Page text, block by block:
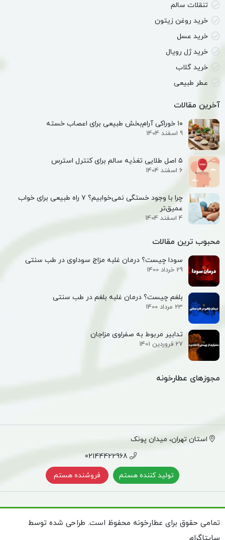
تنقلات سالم
خرید روغن زیتون
خرید عسل
خرید ژل رویال
خرید گلاب
عطر طبیعی
آخرین مقالات
۱۰ خوراکی آرام‌بخش طبیعی برای اعصاب خسته
9 اسفند 1404
۵ اصل طلایی تغذیه سالم برای کنترل استرس
6 اسفند 1404
چرا با وجود خستگی نمی‌خوابیم؟ ۷ راه طبیعی برای خواب
عمیق‌تر
4 اسفند 1404
محبوب ترین مقالات
سودا چیست؟ درمان غلبه مزاج سوداوی در طب سنتی
29 خرداد 1400
بلغم چیست؟ درمان غلبه بلغم در طب سنتی
23 مرداد 1400
تدابیر مربوط به صفراوی مزاجان
27 فروردین 1401
مجوزهای عطارخونه
استان تهران، میدان پونک
02144422968
تولید کننده هستم
فروشنده هستم
تمامی حقوق برای عطارخونه محفوظ است. طراحی شده توسط